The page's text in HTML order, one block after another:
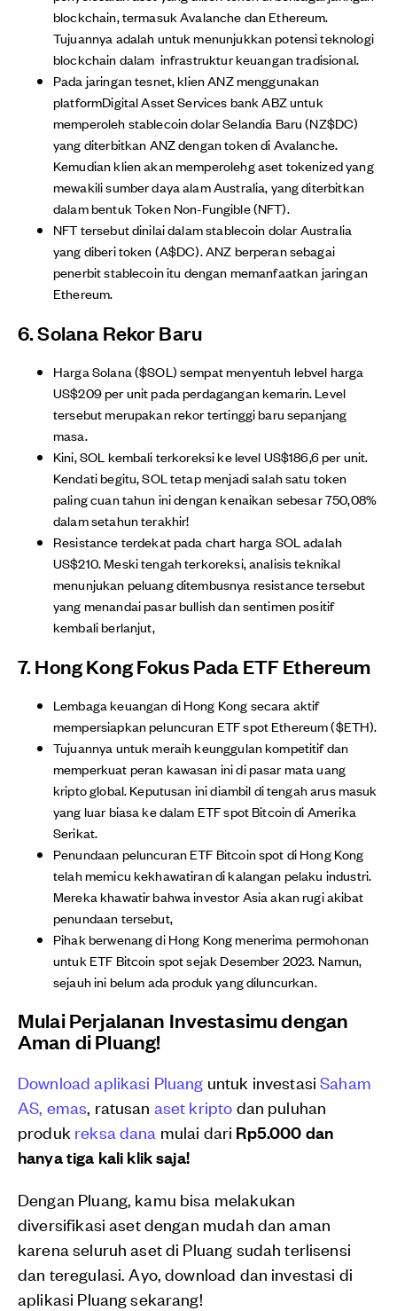
blockchain, termasuk Avalanche dan Ethereum.
Tujuannya adalah untuk menunjukkan potensi teknologi
blockchain dalam infrastruktur keuangan tradisional.
Pada jaringan tesnet, klien ANZ menggunakan
platformDigital Asset Services bank ABZ untuk
memperoleh stablecoin dolar Selandia Baru (NZ$DC)
yang diterbitkan ANZ dengan token di Avalanche.
Kemudian klien akan memperolehg aset tokenized yang
mewakili sumber daya alam Australia, yang diterbitkan
dalam bentuk Token Non-Fungible (NFT).
NFT tersebut dinilai dalam stablecoin dolar Australia
yang diberi token (A$DC). ANZ berperan sebagai
penerbit stablecoin itu dengan memanfaatkan jaringan
Ethereum.
6. Solana Rekor Baru
Harga Solana ($SOL) sempat menyentuh lebvel harga
US$209 per unit pada perdagangan kemarin. Level
tersebut merupakan rekor tertinggi baru sepanjang
masa.
Kini, SOL kembali terkoreksi ke level US$186,6 per unit.
Kendati begitu, SOL tetap menjadi salah satu token
paling cuan tahun ini dengan kenaikan sebesar 750,08%
dalam setahun terakhir!
Resistance terdekat pada chart harga SOL adalah
US$210. Meski tengah terkoreksi, analisis teknikal
menunjukan peluang ditembusnya resistance tersebut
yang menandai pasar bullish dan sentimen positif
kembali berlanjut,
7. Hong Kong Fokus Pada ETF Ethereum
Lembaga keuangan di Hong Kong secara aktif
mempersiapkan peluncuran ETF spot Ethereum ($ETH).
Tujuannya untuk meraih keunggulan kompetitif dan
memperkuat peran kawasan ini di pasar mata uang
kripto global. Keputusan ini diambil di tengah arus masuk
yang luar biasa ke dalam ETF spot Bitcoin di Amerika
Serikat.
Penundaan peluncuran ETF Bitcoin spot di Hong Kong
telah memicu kekhawatiran di kalangan pelaku industri.
Mereka khawatir bahwa investor Asia akan rugi akibat
penundaan tersebut,
Pihak berwenang di Hong Kong menerima permohonan
untuk ETF Bitcoin spot sejak Desember 2023. Namun,
sejauh ini belum ada produk yang diluncurkan.
Mulai Perjalanan Investasimu dengan
Aman di Pluang!
Download aplikasi Pluang untuk investasiSaham
AS, emas, ratusan aset kripto dan puluhan
produk reksa dana mulai dari Rp5.000 dan
hanya tiga kali klik saja!
Dengan Pluang, kamu bisa melakukan
diversifikasi aset dengan mudah dan aman
karena seluruh aset di Pluang sudah terlisensi
dan teregulasi. Ayo, download dan investasi di
aplikasi Pluang sekarang!